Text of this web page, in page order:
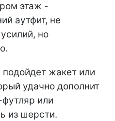
этаж -
аутфит, не
но
жакет или
удачно дополнит
или
из шерсти.